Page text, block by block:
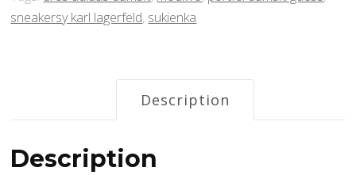
sneakersy karl lagerfeld, sukienka
Description
Description